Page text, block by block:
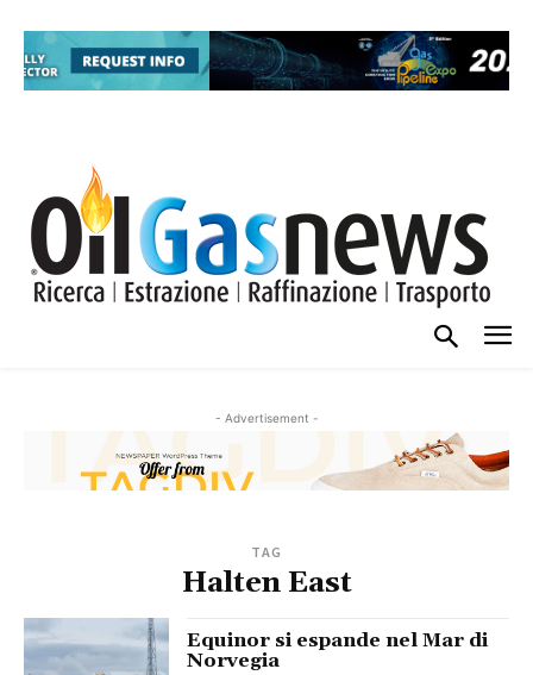
- Advertisement -
TAG
Halten East
Equinor si espande nel Mar di
Norvegia